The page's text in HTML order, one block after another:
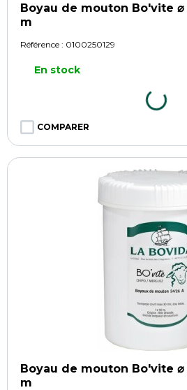
Boyau de mouton Bo'vite ⌀
m
Référence : 0100250129
En stock
COMPARER
Boyau de mouton Bo'vite
m